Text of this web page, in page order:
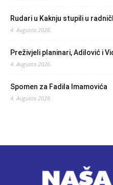
Rudari u Kaknju stupili u
4. Augusta 2026.
Preživjeli planinari, Adilović i
4. Augusta 2026.
Spomen za Fadila Imamovića
4. Augusta 2026.